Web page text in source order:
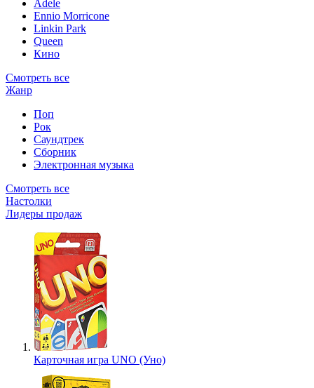
Adele
Ennio Morricone
Linkin Park
Queen
Кино
Смотреть все
Жанр
Поп
Рок
Саундтрек
Сборник
Электронная музыка
Смотреть все
Настолки
Лидеры продаж
Карточная игра UNO (Уно)